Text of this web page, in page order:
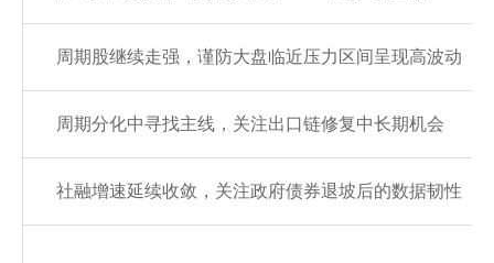
周期股继续走强，谨防大盘临近压力区间呈现高波动
周期分化中寻找主线，关注出口链修复中长期机会
社融增速延续收敛，关注政府债券退坡后的数据韧性